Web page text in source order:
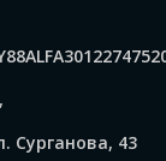
Сурганова, 43